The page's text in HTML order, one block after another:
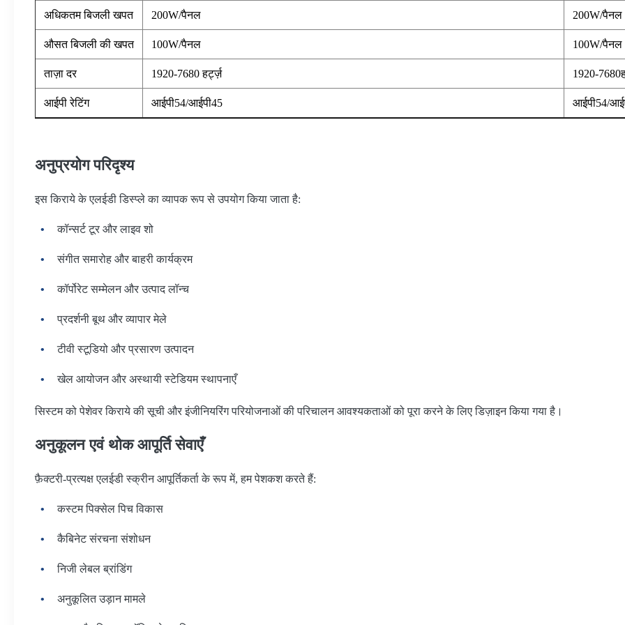
अधिकतम बिजली खपत 200W/पैनल 200W/पैनल
औसत बिजली की खपत 100W/पैनल 100W/पैनल
ताज़ा दर 1920-7680 हर्ट्ज़ 1920-
आईपी ​​रेटिंग आईपी54/आईपी45 आईपी54/
अनुप्रयोग परिदृश्य
इस किराये के एलईडी डिस्प्ले का व्यापक रूप से उपयोग किया जाता है:
कॉन्सर्ट टूर और लाइव शो
संगीत समारोह और बाहरी कार्यक्रम
कॉर्पोरेट सम्मेलन और उत्पाद लॉन्च
प्रदर्शनी बूथ और व्यापार मेले
टीवी स्टूडियो और प्रसारण उत्पादन
खेल आयोजन और अस्थायी स्टेडियम स्थापनाएँ
सिस्टम को पेशेवर किराये की सूची और इंजीनियरिंग परियोजनाओं की परिचालन आवश्यकताओं को पूरा करने के लिए डिज़ाइन किया गया है।
अनुकूलन एवं थोक आपूर्ति सेवाएँ
फ़ैक्टरी-प्रत्यक्ष एलईडी स्क्रीन आपूर्तिकर्ता के रूप में, हम पेशकश करते हैं:
कस्टम पिक्सेल पिच विकास
कैबिनेट संरचना संशोधन
निजी लेबल ब्रांडिंग
अनुकूलित उड़ान मामले